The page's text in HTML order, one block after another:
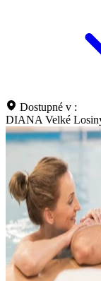
Dostupné v :
DIANA Velké